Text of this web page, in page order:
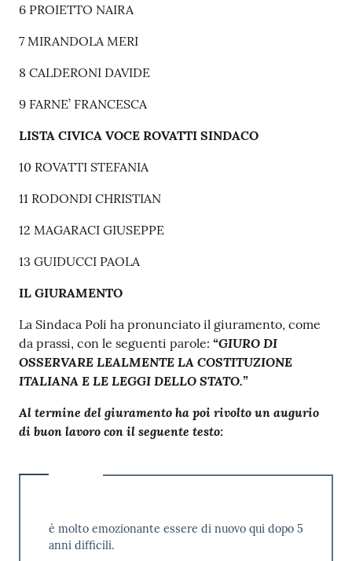
6 PROIETTO NAIRA
7 MIRANDOLA MERI
8 CALDERONI DAVIDE
9 FARNE’ FRANCESCA
LISTA CIVICA VOCE ROVATTI SINDACO
10 ROVATTI STEFANIA
11 RODONDI CHRISTIAN
12 MAGARACI GIUSEPPE
13 GUIDUCCI PAOLA
IL GIURAMENTO
La Sindaca Poli ha pronunciato il giuramento, come
da prassi, con le seguenti parole: “GIURO DI
OSSERVARE LEALMENTE LA COSTITUZIONE
ITALIANA E LE LEGGI DELLO STATO.”
Al termine del giuramento ha poi rivolto un augurio
di buon lavoro con il seguente testo:
è molto emozionante essere di nuovo qui dopo 5
anni difficili.